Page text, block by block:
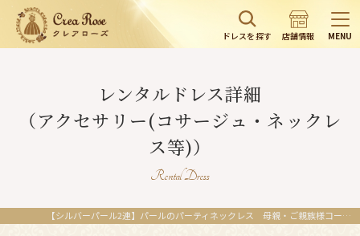
ドレスを探す 店舗情報 MENU
レンタルドレス詳細
（アクセサリー(コサージュ・ネックレ
ス等)）
Rental Dress
【シルバーパール2連】パールのパーティネックレス 母親・ご親族様コーデに | レンタルドレスのクレアローズ東京